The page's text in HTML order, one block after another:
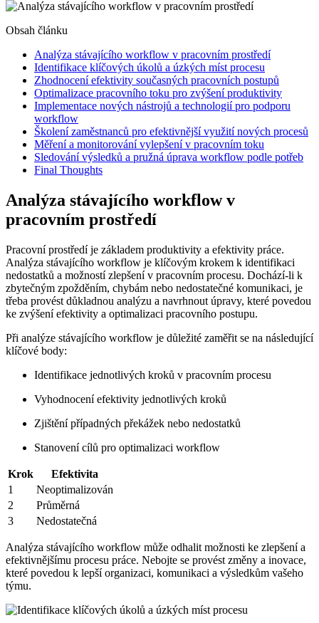
Obsah článku
Analýza stávajícího workflow v pracovním prostředí
Identifikace klíčových úkolů a úzkých míst procesu
Zhodnocení efektivity současných pracovních postupů
Optimalizace pracovního toku pro zvýšení produktivity
Implementace nových nástrojů a technologií pro podporu
workflow
Školení zaměstnanců pro efektivnější využití nových procesů
Měření a monitorování vylepšení v pracovním toku
Sledování výsledků a pružná úprava workflow podle potřeb
Final Thoughts
Analýza stávajícího workflow v
pracovním prostředí
Pracovní prostředí je základem produktivity a efektivity práce.
Analýza stávajícího workflow je klíčovým krokem k identifikaci
nedostatků a možností zlepšení v pracovním procesu. Dochází-li k
zbytečným zpožděním, chybám nebo nedostatečné komunikaci, je
třeba provést důkladnou analýzu a navrhnout úpravy, které povedou
ke zvýšení efektivity a optimalizaci pracovního postupu.
Při analýze stávajícího workflow je důležité zaměřit se na následující
klíčové body:
Identifikace jednotlivých kroků v pracovním procesu
Vyhodnocení efektivity jednotlivých kroků
Zjištění případných překážek nebo nedostatků
Stanovení cílů pro optimalizaci workflow
Krok
Efektivita
1
Neoptimalizován
2
Průměrná
3
Nedostatečná
Analýza stávajícího workflow může odhalit možnosti ke zlepšení a
efektivnějšímu procesu práce. Nebojte se provést změny a inovace,
které povedou k lepší organizaci, komunikaci a výsledkům vašeho
týmu.